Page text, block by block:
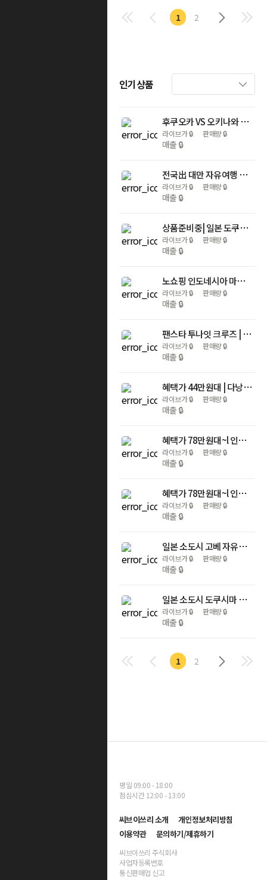
1 2
인기상품
후쿠오카 VS 오키나와 자유여행 3일/4일 - 항공+호텔/꽉찬항공스케줄/ 라이브방송특전/ 여행자보험
라이브가🔒 판매량🔒
매출 🔒
전국出 대만 자유여행 3/4/5일 초역세권 호텔 (조식+간식쇼핑쿠폰+여행자보험 포함)
라이브가🔒 판매량🔒
매출 🔒
상품준비중| 일본 도쿠시마 자유여행 3일/4일 (이스타항공+시내/온천호텔+버스2일승차권+여행자보험)
라이브가🔒 판매량🔒
매출 🔒
노쇼핑 인도네시아 마나도 5일 호핑투어 토모혼 시내관광
라이브가🔒 판매량🔒
매출 🔒
팬스타 투나잇 크루즈 | 크루즈 2박+오사카 워킹 먹방 투어 (NO쇼핑/팁+프리드링크+이심+여행자보험)
라이브가🔒 판매량🔒
매출 🔒
혜택가 44만원대 | 다낭 자유여행 페닌슐라 5일 인천청주출발
라이브가🔒 판매량🔒
매출 🔒
혜택가 78만원대~l 인천/부산出 괌 PIC 자유여행 4/5일 (골드패스+노쇼핑+노팁+무료룸업글+유아1명무료)
라이브가🔒 판매량🔒
매출 🔒
혜택가 78만원대~l 인천/부산出 괌 PIC 자유여행 4/5일 (골드패스+노쇼핑+노팁+무료룸업글+유아1명무료)
라이브가🔒 판매량🔒
매출 🔒
일본 소도시 고베 자유여행 3일 (직항항공권+시내호텔+여행자보험)
라이브가🔒 판매량🔒
매출 🔒
일본 소도시 도쿠시마 자유여행 3일/4일 (직항항공권+시내/온천호텔+여행자보험)
라이브가🔒 판매량🔒
매출 🔒
1 2
평일 09:00 - 18:00
점심시간 12:00 - 13:00
씨브이쓰리 소개
개인정보처리방침
이용약관
문의하기/제휴하기
씨브이쓰리 주식회사
사업자등록번호
통신판매업 신고